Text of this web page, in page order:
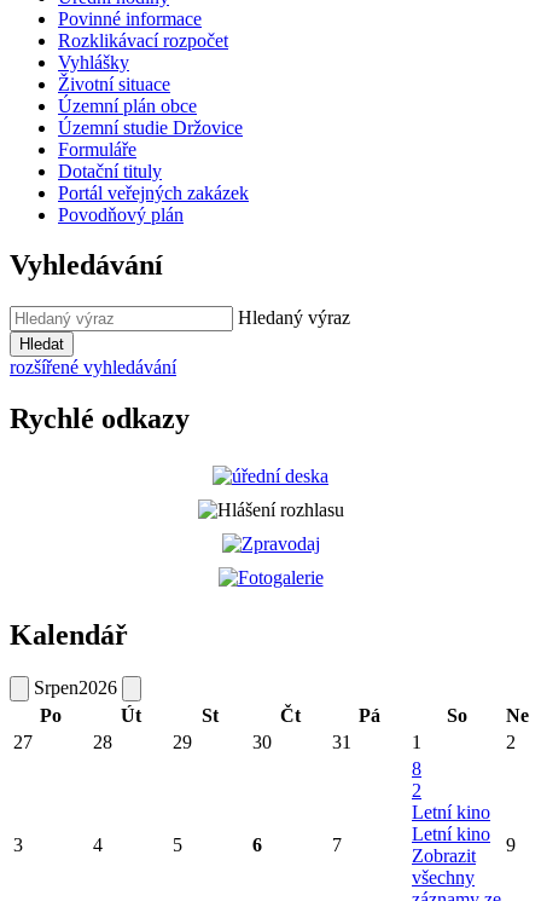
Povinné informace
Rozklikávací rozpočet
Vyhlášky
Životní situace
Územní plán obce
Územní studie Držovice
Formuláře
Dotační tituly
Portál veřejných zakázek
Povodňový plán
Vyhledávání
Hledaný výraz
Hledat
rozšířené vyhledávání
Rychlé odkazy
Kalendář
Srpen2026
Po
Út St Čt Pá So
Ne
27
28 29 30 31 1 2
3 4 5 6 7
8
2
Letní kino
Letní kino
Zobrazit
všechny
9